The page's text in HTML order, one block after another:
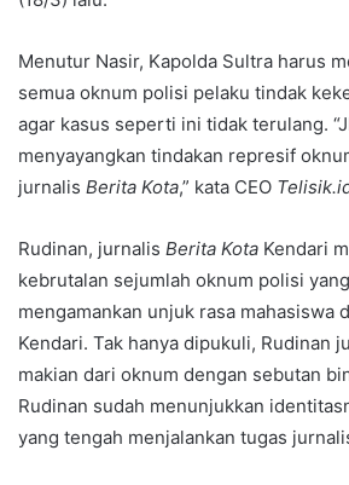
Menutur Nasir, Kapolda Sultra harus
semua oknum polisi pelaku tindak
agar kasus seperti ini tidak terulang.
menyayangkan tindakan represif
jurnalis Berita Kota,” kata CEO
Rudinan, jurnalis Berita Kota Kendari
kebrutalan sejumlah oknum polisi
mengamankan unjuk rasa mahasiswa
Kendari. Tak hanya dipukuli, Rudinan
makian dari oknum dengan sebutan
Rudinan sudah menunjukkan
yang tengah menjalankan tugas